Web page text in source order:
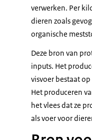
verwerken. Per
dieren zoals
organische
Deze bron van
inputs. Het
visvoer bestaat
Het produceren
het vlees dat ze
als voer voor